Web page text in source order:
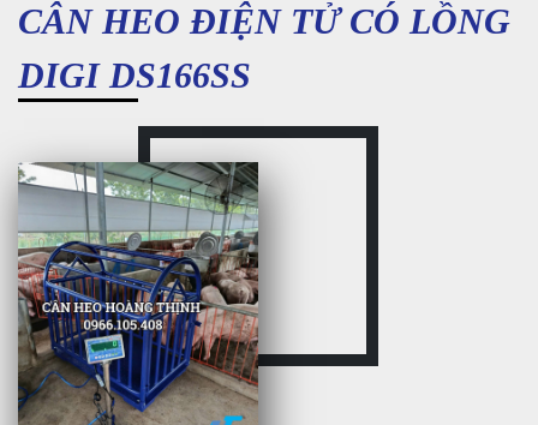
CÂN HEO ĐIỆN TỬ CÓ LỒNG
DIGI DS166SS